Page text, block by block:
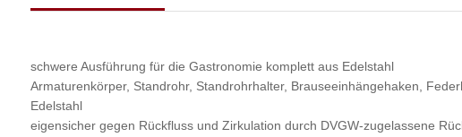
schwere Ausführung für die Gastronomie komplett aus Edelstahl
Armaturenkörper, Standrohr, Standrohrhalter, Brauseeinhängehaken,
Edelstahl
eigensicher gegen Rückfluss und Zirkulation durch DVGW-zugelassene